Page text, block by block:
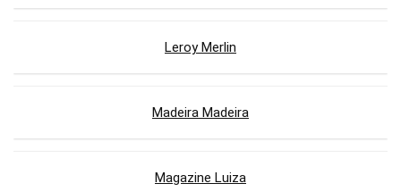
Leroy Merlin
Madeira Madeira
Magazine Luiza